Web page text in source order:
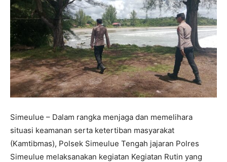
Simeulue – Dalam rangka menjaga dan memelihara
situasi keamanan serta ketertiban masyarakat
(Kamtibmas), Polsek Simeulue Tengah jajaran Polres
Simeulue melaksanakan kegiatan Kegiatan Rutin yang